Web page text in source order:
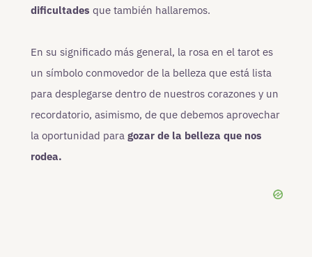
dificultades que también hallaremos.
En su significado más general, la rosa en el tarot es
un símbolo conmovedor de la belleza que está lista
para desplegarse dentro de nuestros corazones y un
recordatorio, asimismo, de que debemos aprovechar
la oportunidad para gozar de la belleza que nos
rodea.